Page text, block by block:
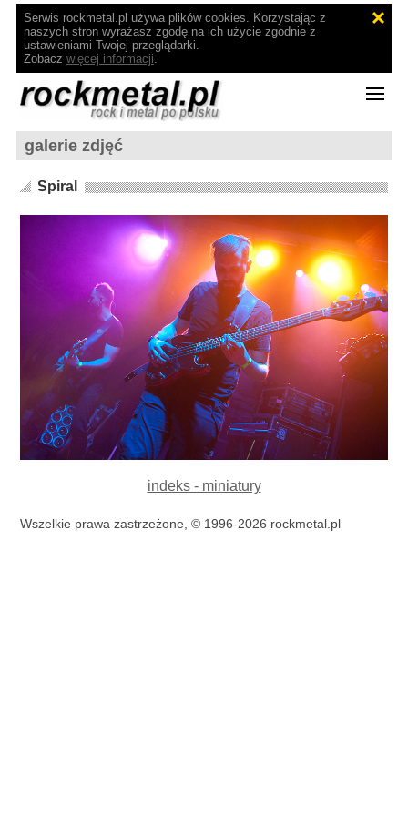
Serwis rockmetal.pl używa plików cookies. Korzystając z
naszych stron wyrażasz zgodę na ich użycie zgodnie z
ustawieniami Twojej przeglądarki.
Zobacz więcej informacji.
galerie zdjęć
Spiral
indeks - miniatury
Wszelkie prawa zastrzeżone, © 1996-2026 rockmetal.pl